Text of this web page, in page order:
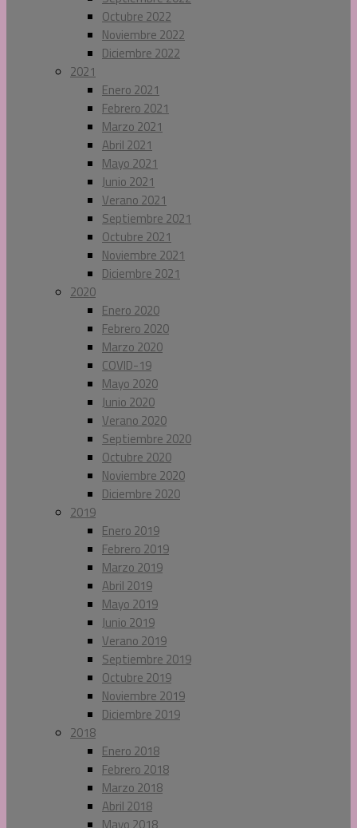
Octubre 2022
Noviembre 2022
Diciembre 2022
2021
Enero 2021
Febrero 2021
Marzo 2021
Abril 2021
Mayo 2021
Junio 2021
Verano 2021
Septiembre 2021
Octubre 2021
Noviembre 2021
Diciembre 2021
2020
Enero 2020
Febrero 2020
Marzo 2020
COVID-19
Mayo 2020
Junio 2020
Verano 2020
Septiembre 2020
Octubre 2020
Noviembre 2020
Diciembre 2020
2019
Enero 2019
Febrero 2019
Marzo 2019
Abril 2019
Mayo 2019
Junio 2019
Verano 2019
Septiembre 2019
Octubre 2019
Noviembre 2019
Diciembre 2019
2018
Enero 2018
Febrero 2018
Marzo 2018
Abril 2018